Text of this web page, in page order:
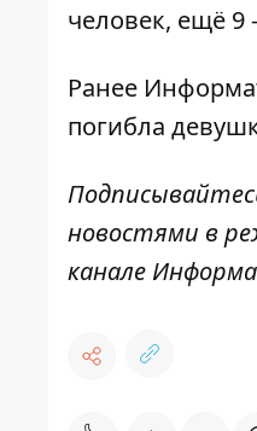
человек, ещё 9
Ранее
погибла
новостями в
канале